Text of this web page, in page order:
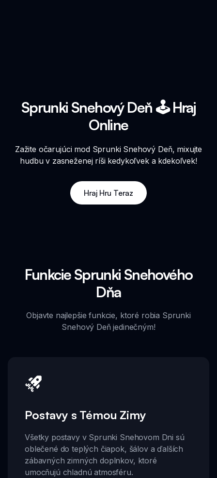
Sprunki Snehový Deň 🕹️ Hraj
Online
Zažite očarujúci mod Sprunki Snehový Deň, mixujte
hudbu v zasneženej ríši kedykoľvek a kdekoľvek!
Hraj Hru Teraz
Funkcie Sprunki Snehového
Dňa
Objavte najlepšie funkcie, ktoré robia Sprunki
Snehový Deň jedinečným!
Postavy s Témou Zimy
Všetky postavy v Sprunki Snehovom Dni sú
oblečené do teplých čiapok, šálov a ďalších
zábavných zimných doplnkov, ktoré
umocňujú chladnú atmosféru.